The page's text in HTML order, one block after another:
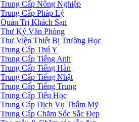
Trung Cấp Nông Nghiệp
Trung Cấp Pháp Lý
Quản Trị Khách Sạn
Thư Ký Văn Phòng
Thư Viện Thiết Bị Trường Học
Trung Cấp Thú Y
Trung Cấp Tiếng Anh
Trung Cấp Tiếng Hàn
Trung Cấp Tiếng Nhật
Trung Cấp Tiếng Trung
Trung Cấp Tiểu Học
Trung Cấp Dịch Vụ Thẩm Mỹ
Trung Cấp Chăm Sóc Sắc Đẹp